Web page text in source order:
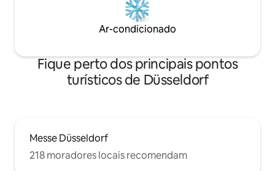
Ar-condicionado
Fique perto dos principais pontos
turísticos de Düsseldorf
Messe Düsseldorf
218 moradores locais recomendam